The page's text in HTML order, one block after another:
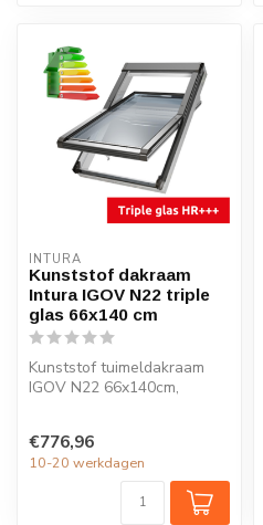
INTURA
Kunststof dakraam
Intura IGOV N22 triple
glas 66x140 cm
Kunststof tuimeldakraam
IGOV N22 66x140cm,
€776,96
10-20 werkdagen